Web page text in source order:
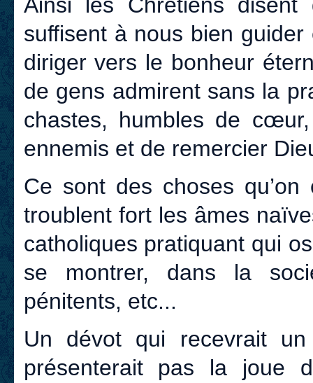
Ainsi les Chrétiens disent
suffisent à nous bien
diriger vers le bonheur
de gens admirent sans la
chastes, humbles de
ennemis et de remercier
Ce sont des choses
troublent fort les âmes
catholiques pratiquant qui
se montrer, dans la
pénitents, etc...
Un dévot qui recevrait
présenterait pas la joue